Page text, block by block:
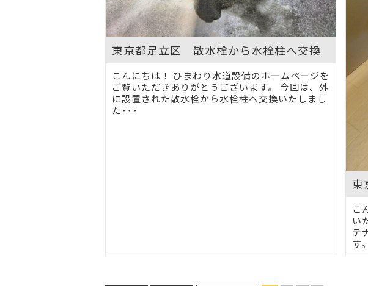
東京都足立区 散水栓から水栓柱へ交換
こんにちは！ ひまわり水道設備のホームページを
ご覧いただきありがとうございます。 今回は、外
に設置された散水栓から水栓柱へ交換いたしまし
た･･･
東
こ
い
テ
す